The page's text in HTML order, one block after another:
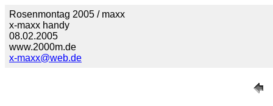
Rosenmontag 2005 / maxx
x-maxx handy
08.02.2005
www.2000m.de
x-maxx@web.de